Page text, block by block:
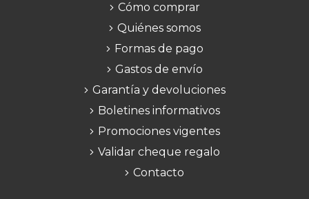
Cómo comprar
Quiénes somos
Formas de pago
Gastos de envío
Garantía y devoluciones
Boletines informativos
Promociones vigentes
Validar cheque regalo
Contacto